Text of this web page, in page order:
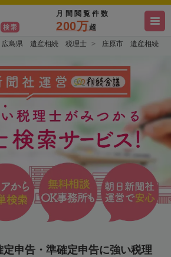
月間閲覧件数
200万超
広島県 遺産相続 税理士 庄原市 遺産相続
申告・準確定申告に強い税理